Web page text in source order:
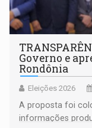
Governo e
Rondônia
Eleições 2026
A proposta foi
informações